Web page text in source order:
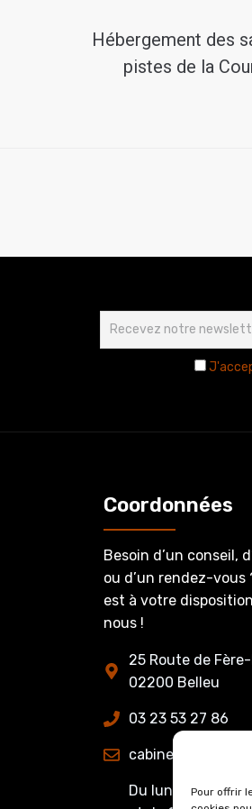
Pour offrir
Hébergement des
pistes de la
Coordonnées
Besoin d’un conseil,
ou d’un rendez-vous
est à votre
nous !
25 Route de
02200 Belleu
03 23 53 27 86
Du lundi au jeudi